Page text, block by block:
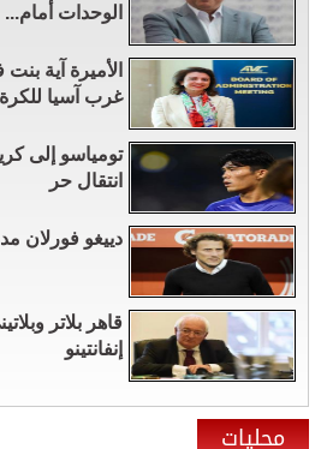
الوحدات أمام...
الأميرة آية
غرب آسيا
تومياسو إلى
انتقال حر
دييغو فورلان
قاهر بلاتر
إنفانتينو
محليات